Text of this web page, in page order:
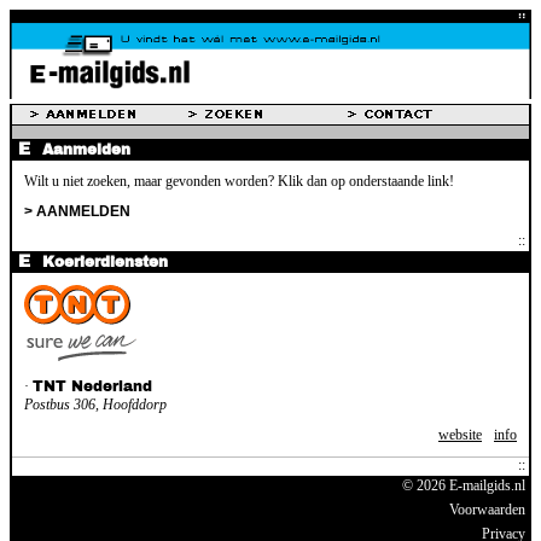
Aanmelden
Wilt u niet zoeken, maar gevonden worden? Klik dan op onderstaande link!
> AANMELDEN
Koerierdiensten
· TNT Nederland
Postbus 306, Hoofddorp
website
info
© 2026 E-mailgids.nl
Voorwaarden
Privacy